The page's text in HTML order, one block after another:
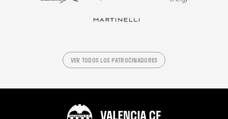
VER TODOS LOS PATROCINADORES